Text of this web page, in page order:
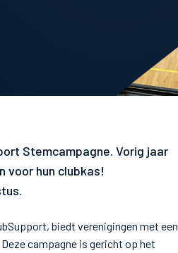
Stemcampagne. Vorig jaar
voor hun clubkas!
biedt verenigingen met een
campagne is gericht op het